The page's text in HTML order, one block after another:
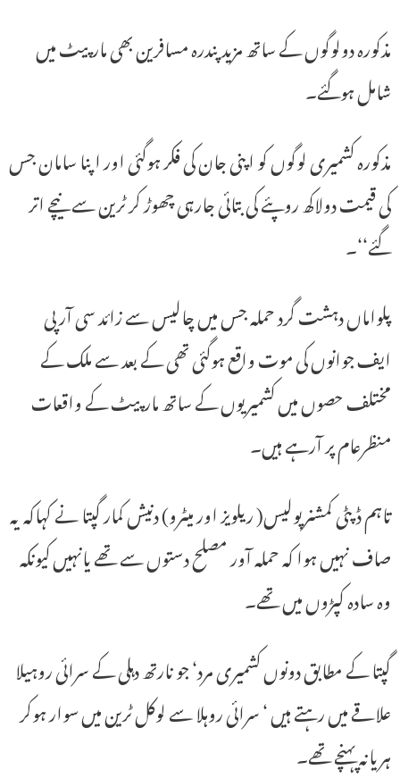
مذکورہ دولوگوں کے ساتھ مزید پندرہ مسافرین بھی مارپیٹ میں
شامل ہوگئے۔
مذکورہ کشمیری لوگوں کو اپنی جان کی فکر ہوگئی اور اپنا سامان جس
کی قیمت دولاکھ روپئے کی بتائی جارہی چھوڑ کر ٹرین سے نیچے اتر
گئے‘‘۔
پلواماں دہشت گرد حملہ جس میں چالیس سے زائد سی آر پی
ایف جوانوں کی موت واقع ہوگئی تھی کے بعد سے ملک کے
مختلف حصوں میں کشمیریوں کے ساتھ مارپیٹ کے واقعات
منظرعام پر آرہے ہیں۔
تاہم ڈپٹی کمشنرپولیس( ریلویز اور میٹرو) دنیش کمار گپتا نے کہاکہ یہ
صاف نہیں ہوا کہ حملہ آور مصلح دستوں سے تھے یانہیں کیونکہ
وہ سادہ کپڑوں میں تھے۔
گپتا کے مطابق دونوں کشمیری مرد‘ جو نارتھ دہلی کے سرائی روہیلا
علاقے میں رہتے ہیں ‘ سرائی روہلا سے لوکل ٹرین میں سوار ہوکر
ہریانہ پہنچے تھے۔